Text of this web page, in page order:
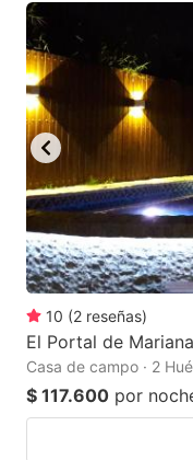
10 (2 reseñas)
El Portal de Mariana
Casa de campo · 2
$ 117.600 por